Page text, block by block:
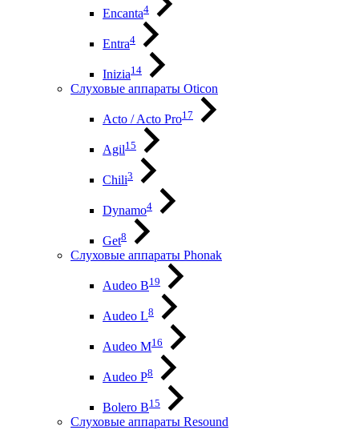
Encanta4
Entra4
Inizia14
Слуховые аппараты Oticon
Acto / Acto Pro17
Agil15
Chili3
Dynamo4
Get8
Слуховые аппараты Phonak
Audeo B19
Audeo L8
Audeo М16
Audeo P8
Bolero B15
Слуховые аппараты Resound